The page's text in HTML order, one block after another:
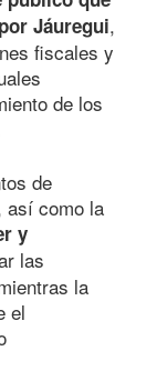
Jáuregui,
fiscales y
de los
de
así como la
y
las
la
el